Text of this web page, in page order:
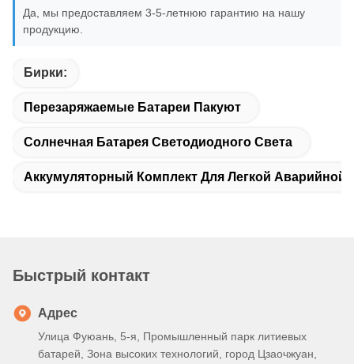
Да, мы предоставляем 3-5-летнюю гарантию на нашу
продукцию.
Бирки:
Перезаряжаемые Батареи Пакуют
Солнечная Батарея Светодиодного Света
Аккумуляторный Комплект Для Легкой
Быстрый контакт
Адрес
Улица Фуюань, 5-я, Промышленный парк литиевых
батарей, Зона высоких технологий, город Цзаочжуан,